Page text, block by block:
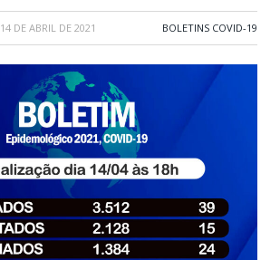
14 DE ABRIL DE 2021 BOLETINS COVID-19